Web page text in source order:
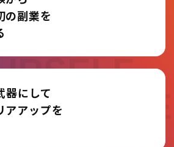
の副業を
器にして
アアップを